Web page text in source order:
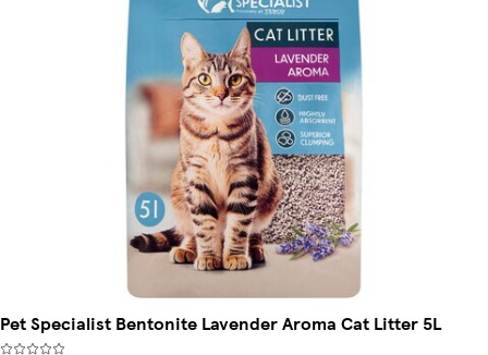
Pet Specialist Bentonite Lavender Aroma Cat Litter 5L